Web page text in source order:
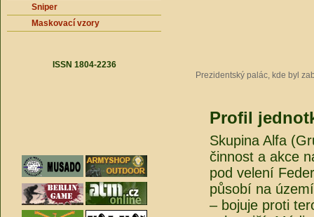
Sniper
Maskovací vzory
ISSN 1804-2236
Prezidentský palác, kde byl
Profil
Skupina Alfa
činnost a akce
pod velení
působí na
– bojuje proti